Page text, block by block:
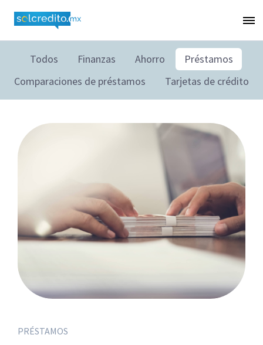
Todos Finanzas Ahorro
Préstamos
Comparaciones de préstamos
Tarjetas de crédito
PRÉSTAMOS